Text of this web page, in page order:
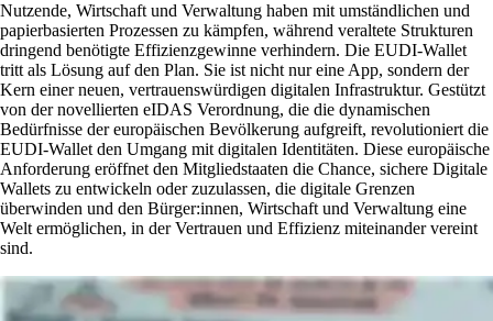
Nutzende, Wirtschaft und Verwaltung haben mit umständlichen und
papierbasierten Prozessen zu kämpfen, während veraltete Strukturen
dringend benötigte Effizienzgewinne verhindern. Die EUDI-Wallet
tritt als Lösung auf den Plan. Sie ist nicht nur eine App, sondern der
Kern einer neuen, vertrauenswürdigen digitalen Infrastruktur. Gestützt
von der novellierten eIDAS Verordnung, die die dynamischen
Bedürfnisse der europäischen Bevölkerung aufgreift, revolutioniert die
EUDI-Wallet den Umgang mit digitalen Identitäten. Diese europäische
Anforderung eröffnet den Mitgliedstaaten die Chance, sichere Digitale
Wallets zu entwickeln oder zuzulassen, die digitale Grenzen
überwinden und den Bürger:innen, Wirtschaft und Verwaltung eine
Welt ermöglichen, in der Vertrauen und Effizienz miteinander vereint
sind.